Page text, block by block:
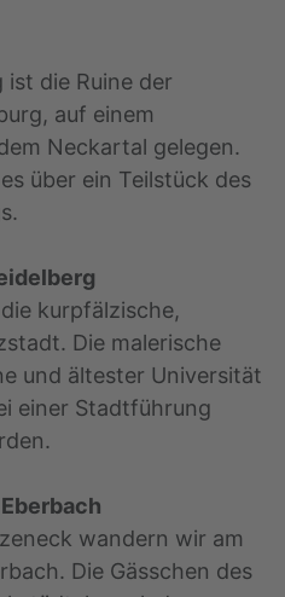
ist die Ruine der
auf einem
Neckartal gelegen.
über ein Teilstück des
kurpfälzische,
Die malerische
und ältester Universität
einer Stadtführung
wandern wir am
Die Gässchen des